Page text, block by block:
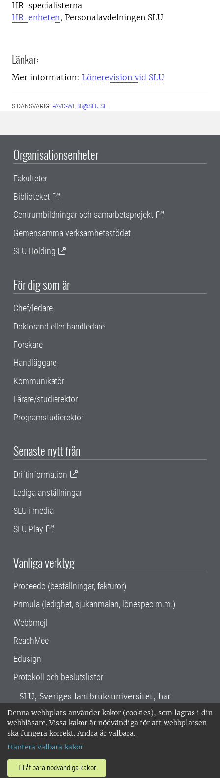
Denna webbplats använder kakor (cookies), som lagras i din
webbläsare. Vissa kakor är nödvändiga för att webbplatsen
ska fungera korrekt. Andra är valbara.
Hantera valbara kakor
Tillåt bara nödvändiga kakor
HR-specialisterna
HR-enheten, Personalavdelningen SLU
Länkar:
Mer information: Lönerevision vid SLU
SIDANSVARIG: PAVD-WEBB@SLU.SE
Organisationsenheter
Fakulteter
Biblioteket
Centrumbildningar och samarbetsprojekt
Gemensamma verksamhetsstödet
SLU Holding
För dig som är
Chef/ledare
Doktorand eller handledare
Forskare
Handläggare
Kommunikatör
Lärare/studierektor
Programstudierektor
Senaste nytt från
Driftinformation
Lediga anställningar
SLU i media
SLU Play
Vanliga verktyg
Proceedo (beställningar, fakturor)
Primula (ledighet, sjukanmälan, lönespec m.m.)
Webbmejl
ReachMee
Edusign
Protokoll och beslutslistor
SLU, Sveriges lantbruksuniversitet, har
verksamhet över hela Sverige. Huvudorter är
Alnarp, Uppsala och Umeå.SLU är
miljöcertifierat enligt ISO 14001. •
018-67 10 00 • Org nr: 202100-2817 •
Om SLU:s webbplatser